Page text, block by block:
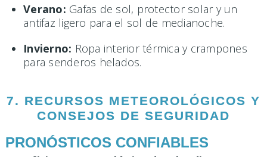
Verano: Gafas de sol, protector solar y un
antifaz ligero para el sol de medianoche.
Invierno: Ropa interior térmica y crampones
para senderos helados.
7. RECURSOS METEOROLÓGICOS Y
CONSEJOS DE SEGURIDAD
PRONÓSTICOS CONFIABLES